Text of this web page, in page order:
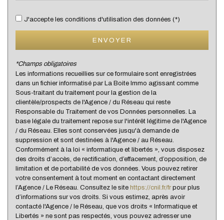
statistiques
Nous n'avons pas pu déterminer de statistiques pour
cette ville
J'accepte les conditions d'utilisation des données (*)
ENVOYER
*Champs obligatoires
Les informations recueillies sur ce formulaire sont enregistrées
dans un fichier informatisé par La Boite Immo agissant comme
Sous-traitant du traitement pour la gestion de la
clientèle/prospects de l'Agence / du Réseau qui reste
Responsable du Traitement de vos Données personnelles. La
base légale du traitement repose sur l'intérêt légitime de l'Agence
/ du Réseau. Elles sont conservées jusqu'à demande de
suppression et sont destinées à l'Agence / au Réseau.
Conformément à la loi « informatique et libertés », vous disposez
des droits d’accès, de rectification, d’effacement, d’opposition, de
limitation et de portabilité de vos données. Vous pouvez retirer
votre consentement à tout moment en contactant directement
l’Agence / Le Réseau. Consultez le site https://cnil.fr/fr pour plus
d’informations sur vos droits. Si vous estimez, après avoir
contacté l'Agence / le Réseau, que vos droits « Informatique et
Libertés » ne sont pas respectés, vous pouvez adresser une